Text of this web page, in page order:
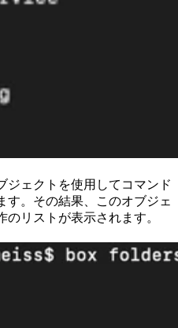
ジェクトを使用してコマンド
す。その結果、このオブジェ
リストが表示されます。